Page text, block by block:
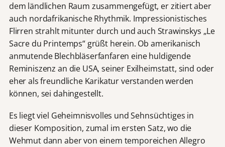
dem ländlichen Raum zusammengefügt, er zitiert aber
auch nordafrikanische Rhythmik. Impressionistisches
Flirren strahlt mitunter durch und auch Strawinskys „Le
Sacre du Printemps“ grüßt herein. Ob amerikanisch
anmutende Blechbläserfanfaren eine huldigende
Reminiszenz an die USA, seiner Exilheimstatt, sind oder
eher als freundliche Karikatur verstanden werden
können, sei dahingestellt.
Es liegt viel Geheimnisvolles und Sehnsüchtiges in
dieser Komposition, zumal im ersten Satz, wo die
Wehmut dann aber von einem temporeichen Allegro